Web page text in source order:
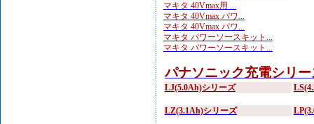
マキタ 40Vmax用 ...
マキタ 40Vmax パワ...
マキタ 40Vmax パワ...
マキタ パワーソースキット...
マキタ パワーソースキット...
パナソニック充電シリー
LJ(5.0Ah)シリーズ
LZ(3.1Ah)シリーズ